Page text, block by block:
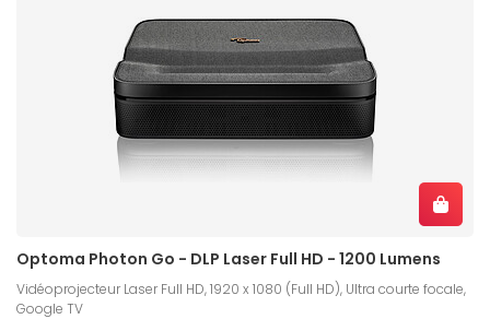
Optoma Photon Go - DLP Laser Full HD - 1200 Lumens
Vidéoprojecteur Laser Full HD, 1920 x 1080 (Full HD), Ultra courte focale,
Google TV